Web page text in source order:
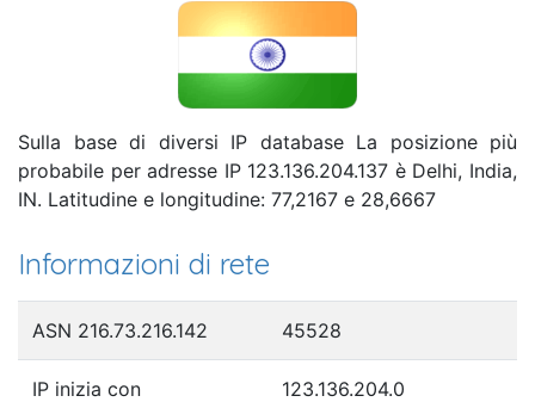
Sulla base di diversi IP database La posizione più
probabile per adresse IP 123.136.204.137 è Delhi, India,
IN. Latitudine e longitudine: 77,2167 e 28,6667
Informazioni di rete
ASN 216.73.216.142 45528
IP inizia con 123.136.204.0